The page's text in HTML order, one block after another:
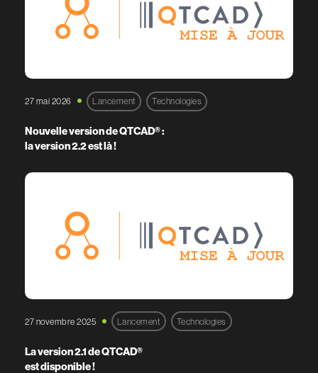
27 mai 2026 Lancement Technologies
Nouvelle version de QTCAD® :
la version 2.2 est là !
27 novembre 2025 Lancement Technologies
La version 2.1 de QTCAD®
est disponible !